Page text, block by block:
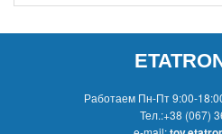
Работаем Пн-Пт 9:00-
Тел.:+38 (067)